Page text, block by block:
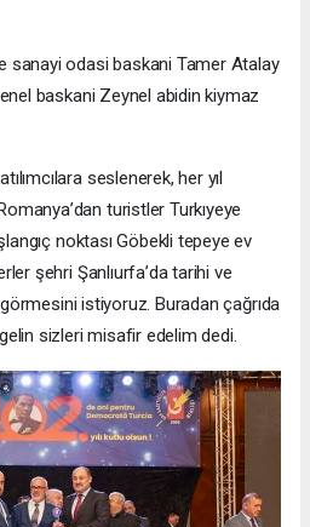
sanayi odasi baskani Tamer Atalay
baskani Zeynel abidin kiymaz
seslenerek, her yıl
turistler Turkıyeye
noktası Göbekli tepeye ev
şehri Şanlıurfa’da tarihi ve
istiyoruz. Buradan çağrıda
sizleri misafir edelim dedi.